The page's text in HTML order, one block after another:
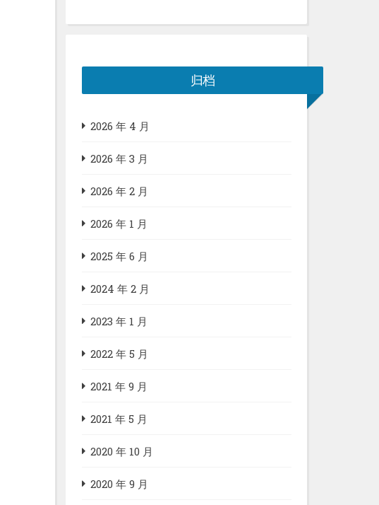
归档
2026 年 4 月
2026 年 3 月
2026 年 2 月
2026 年 1 月
2025 年 6 月
2024 年 2 月
2023 年 1 月
2022 年 5 月
2021 年 9 月
2021 年 5 月
2020 年 10 月
2020 年 9 月